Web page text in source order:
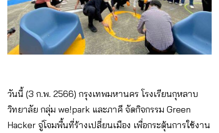
วันนี้ (3 ก.พ. 2566) กรุงเทพมหานคร โรงเรียนกุหลาบ
วิทยาลัย กลุ่ม we!park และภาคี จัดกิจกรรม Green
Hacker จู่โจมพื้นที่ร้างเปลี่ยนเมือง เพื่อกระตุ้นการใช้งาน